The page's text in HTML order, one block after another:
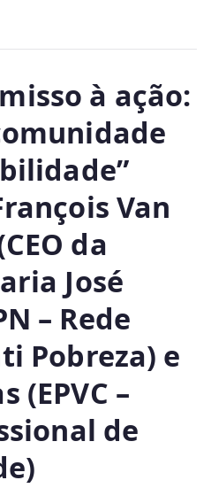
à ação:
Van
da
José
– Rede
Pobreza) e
(EPVC –
de